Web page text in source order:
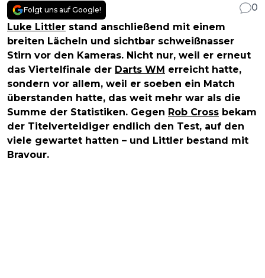
Folgt uns auf Google!
0
Luke Littler stand anschließend mit einem
breiten Lächeln und sichtbar schweißnasser
Stirn vor den Kameras. Nicht nur, weil er erneut
das Viertelfinale der Darts WM erreicht hatte,
sondern vor allem, weil er soeben ein Match
überstanden hatte, das weit mehr war als die
Summe der Statistiken. Gegen Rob Cross bekam
der Titelverteidiger endlich den Test, auf den
viele gewartet hatten – und Littler bestand mit
Bravour.